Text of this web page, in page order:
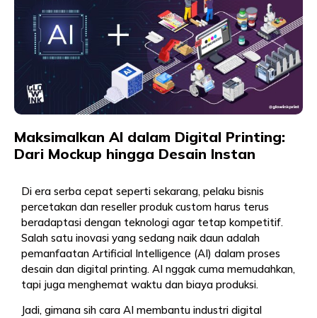
Maksimalkan AI dalam Digital Printing:
Dari Mockup hingga Desain Instan
Di era serba cepat seperti sekarang, pelaku bisnis
percetakan dan reseller produk custom harus terus
beradaptasi dengan teknologi agar tetap kompetitif.
Salah satu inovasi yang sedang naik daun adalah
pemanfaatan Artificial Intelligence (AI) dalam proses
desain dan digital printing. AI nggak cuma memudahkan,
tapi juga menghemat waktu dan biaya produksi.
Jadi, gimana sih cara AI membantu industri digital